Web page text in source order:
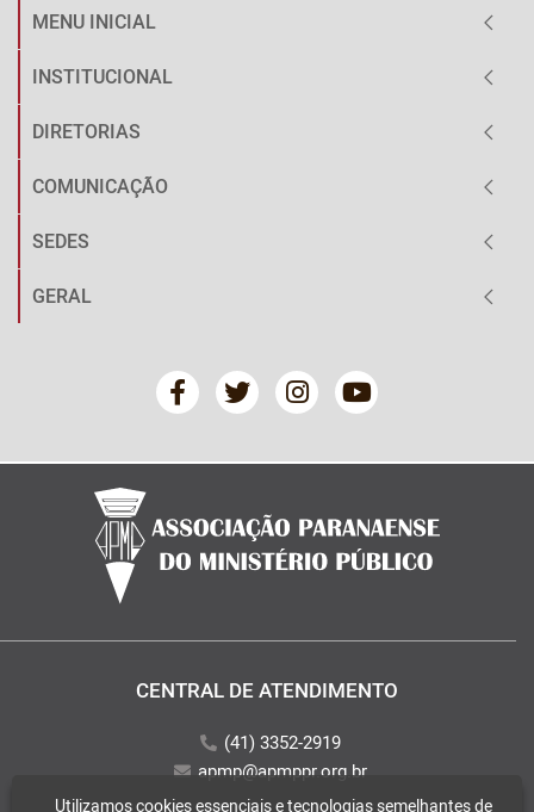
MENU INICIAL
INSTITUCIONAL
DIRETORIAS
COMUNICAÇÃO
SEDES
GERAL
CENTRAL DE ATENDIMENTO
(41) 3352-2919
apmp@apmppr.org.br
Utilizamos cookies essenciais e tecnologias semelhantes de